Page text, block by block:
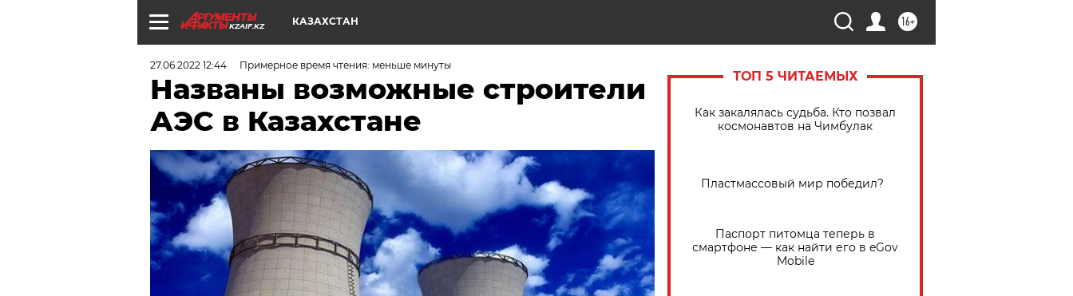
KZAIF.KZ 16+
КАЗАХСТАН
27.06.2022 12:44 Примерное время чтения: меньше минуты
Названы возможные строители
АЭС в Казахстане
ТОП 5 ЧИТАЕМЫХ
Как закалялась судьба. Кто позвал
космонавтов на Чимбулак
Пластмассовый мир победил?
Паспорт питомца теперь в
смартфоне — как найти его в eGov
Mobile